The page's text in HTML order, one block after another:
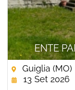
ENTE
Guiglia (MO)
13 Set 2026